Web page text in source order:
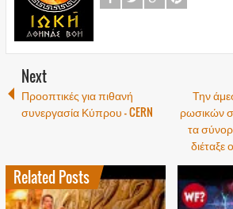
Next
Προοπτικές για πιθανή
συνεργασία Κύπρου – CERN
Την
ρωσικών
τα
Related Posts